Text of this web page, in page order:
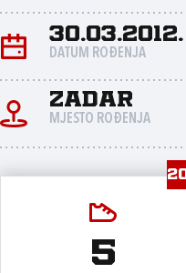
30.03.2012.
DATUM ROĐENJA
Zadar
MJESTO ROĐENJA
5